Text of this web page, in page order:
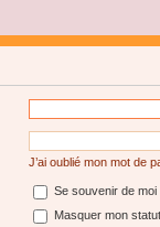
J’ai oublié mon mot de
Se souvenir de moi
Masquer mon